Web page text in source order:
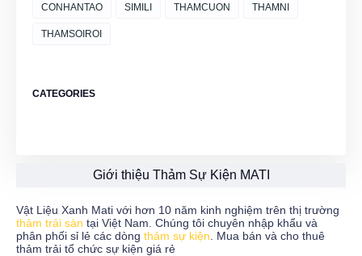
CONHANTAO SIMILI THAMCUON THAMNI
THAMSOIROI
CATEGORIES
Giới thiệu Thảm Sự Kiện MATI
Vật Liệu Xanh Mati với hơn 10 năm kinh nghiệm trên thị trường
thảm trải sàn tại Việt Nam. Chúng tôi chuyên nhập khẩu và
phân phối sỉ lẻ các dòng thảm sự kiện . Mua bán và cho thuê
thảm trải tổ chức sự kiện giá rẻ